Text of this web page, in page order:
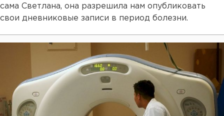
сама Светлана, она разрешила нам опубликовать
свои дневниковые записи в период болезни.